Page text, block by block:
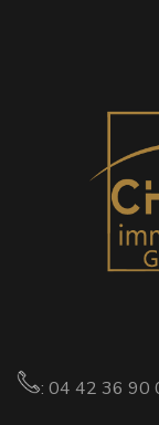
: 04 42 36 90